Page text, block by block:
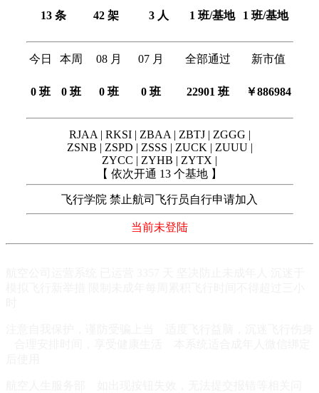
13 条 42 架 3 人 1 班/基地 1 班/基地
今日 本周 08 月 07 月 全部通过 新市值
0 班 0 班 0 班 0 班 22901 班 ￥886984
RJAA | RKSI | ZBAA | ZBTJ | ZGGG |
ZSNB | ZSPD | ZSSS | ZUCK | ZUUU |
ZYCC | ZYHB | ZYTX |
【 依次开通 13 个基地 】
飞行学院 禁止航司飞行员自行申请加入
当前未登陆